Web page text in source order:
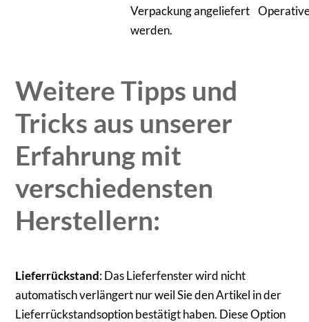
Verpackung angeliefert
werden.
Weitere Tipps und
Tricks aus unserer
Erfahrung mit
verschiedensten
Herstellern:
Lieferrückstand: Das Lieferfenster wird nicht
automatisch verlängert nur weil Sie den Artikel in der
Lieferrückstandsoption bestätigt haben. Diese Option